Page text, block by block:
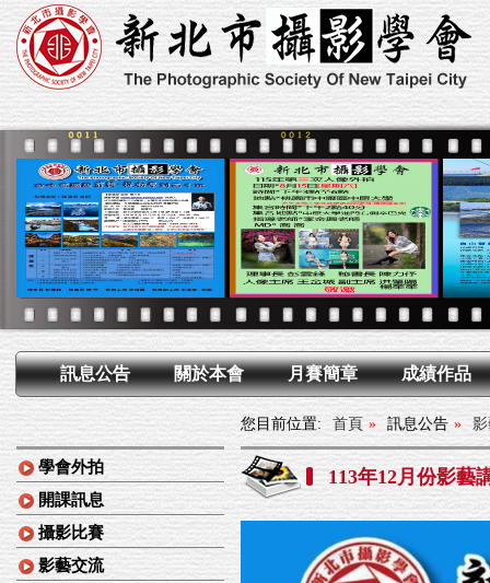
訊息公告 關於本會 月賽簡章 成績作品
學會外拍
開課訊息
攝影比賽
影藝交流
您目前位置: 首頁 » 訊息公告 »
113年12月份影藝